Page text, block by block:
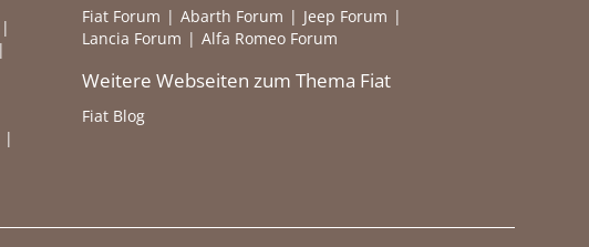
Fiat Forum Abarth Forum
Jeep Forum
Lancia Forum
Alfa Romeo Forum
Weitere Webseiten zum Thema Fiat
Fiat Blog